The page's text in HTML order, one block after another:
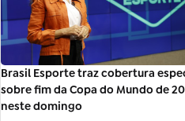
Brasil Esporte traz cobertura
sobre fim da Copa do Mundo de
neste domingo